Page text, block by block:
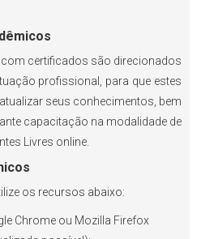
certificados são direcionados
profissional, para que estes
seus conhecimentos, bem
capacitação na modalidade de
Livres online.
os recursos abaixo:
Chrome ou Mozilla Firefox